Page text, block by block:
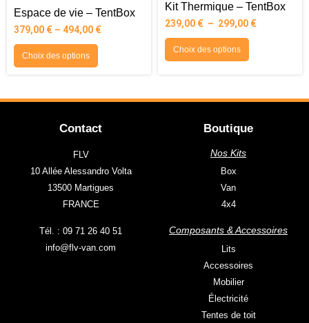
Espace de vie – TentBox
379,00 € – 494,00 €
Choix des options
Kit Thermique – TentBox
239,00 € – 299,00 €
Choix des options
Contact
FLV
10 Allée Alessandro Volta
13500 Martigues
FRANCE
Tél. : 09 71 26 40 51
info@flv-van.com
Boutique
Nos Kits
Box
Van
4x4
Composants & Accessoires
Lits
Accessoires
Mobilier
Électricité
Tentes de toit